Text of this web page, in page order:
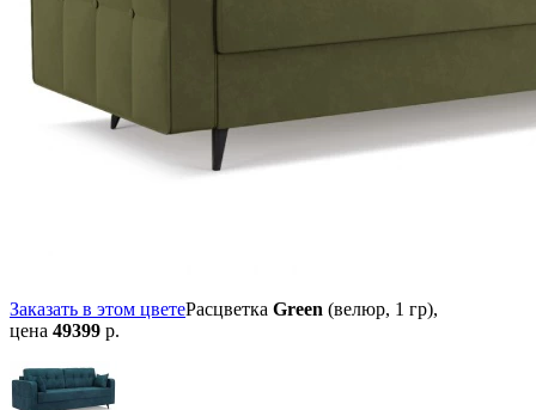
Заказать в этом цветеРасцветка Green (велюр, 1 гр),
цена 49399 р.